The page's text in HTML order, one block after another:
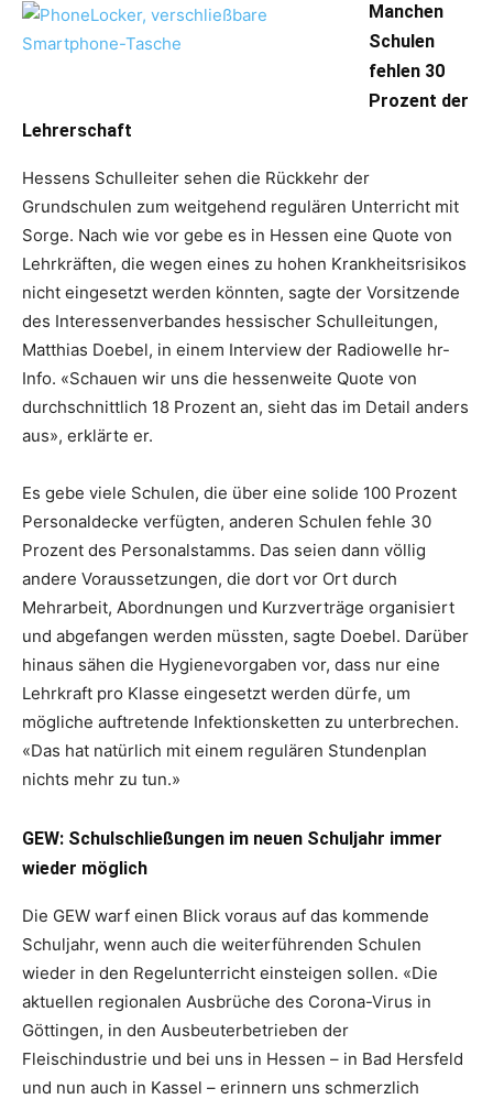
Manchen
Schulen
fehlen 30
Prozent der
Lehrerschaft
Hessens Schulleiter sehen die Rückkehr der
Grundschulen zum weitgehend regulären Unterricht mit
Sorge. Nach wie vor gebe es in Hessen eine Quote von
Lehrkräften, die wegen eines zu hohen Krankheitsrisikos
nicht eingesetzt werden könnten, sagte der Vorsitzende
des Interessenverbandes hessischer Schulleitungen,
Matthias Doebel, in einem Interview der Radiowelle hr-
Info. «Schauen wir uns die hessenweite Quote von
durchschnittlich 18 Prozent an, sieht das im Detail anders
aus», erklärte er.
Es gebe viele Schulen, die über eine solide 100 Prozent
Personaldecke verfügten, anderen Schulen fehle 30
Prozent des Personalstamms. Das seien dann völlig
andere Voraussetzungen, die dort vor Ort durch
Mehrarbeit, Abordnungen und Kurzverträge organisiert
und abgefangen werden müssten, sagte Doebel. Darüber
hinaus sähen die Hygienevorgaben vor, dass nur eine
Lehrkraft pro Klasse eingesetzt werden dürfe, um
mögliche auftretende Infektionsketten zu unterbrechen.
«Das hat natürlich mit einem regulären Stundenplan
nichts mehr zu tun.»
GEW: Schulschließungen im neuen Schuljahr immer
wieder möglich
Die GEW warf einen Blick voraus auf das kommende
Schuljahr, wenn auch die weiterführenden Schulen
wieder in den Regelunterricht einsteigen sollen. «Die
aktuellen regionalen Ausbrüche des Corona-Virus in
Göttingen, in den Ausbeuterbetrieben der
Fleischindustrie und bei uns in Hessen – in Bad Hersfeld
und nun auch in Kassel – erinnern uns schmerzlich